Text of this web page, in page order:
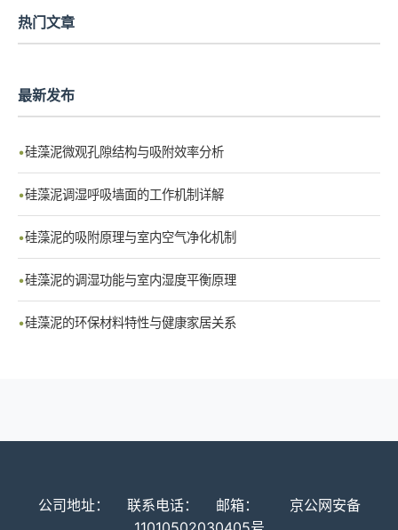
热门文章
最新发布
硅藻泥微观孔隙结构与吸附效率分析
硅藻泥调湿呼吸墙面的工作机制详解
硅藻泥的吸附原理与室内空气净化机制
硅藻泥的调湿功能与室内湿度平衡原理
硅藻泥的环保材料特性与健康家居关系
公司地址： 联系电话： 邮箱：
京公网安备